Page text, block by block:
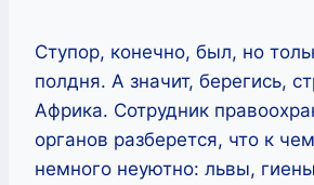
Ступор, конечно, был, но
полдня. А значит, берегись,
Африка. Сотрудник
органов разберется, что к
немного неуютно: львы,